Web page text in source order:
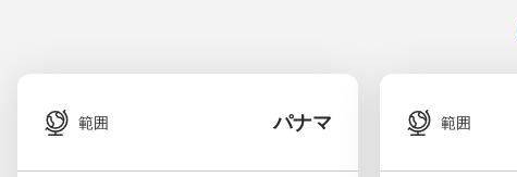
範囲 パナマ 範囲